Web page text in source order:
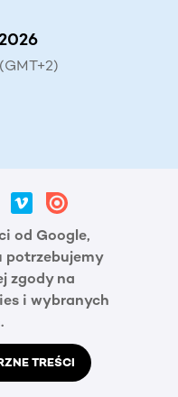
od Google,
potrzebujemy
zgody na
i wybranych
TREŚCI